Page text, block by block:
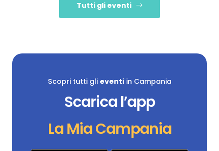
Tutti gli eventi
Scopri tutti gli eventiin Campania
Scarica l’app
La Mia Campania